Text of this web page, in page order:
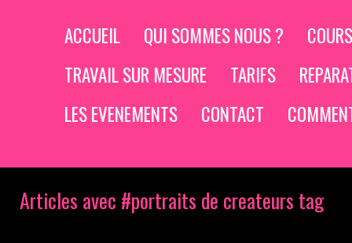
ACCUEIL QUI SOMMES NOUS ?
TRAVAIL SUR MESURE
TARIFS
LES EVENEMENTS
CONTACT
Articles avec #portraits de createurs tag